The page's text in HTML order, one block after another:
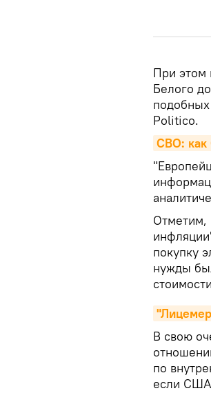
При этом
Белого
Politico.
СВО: как
Отметим,
покупку
нужды
В свою
по
если США